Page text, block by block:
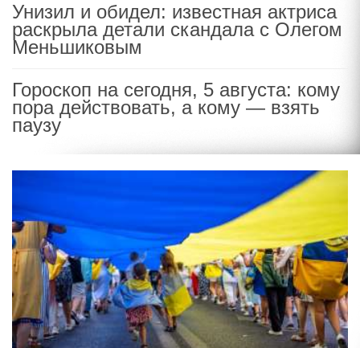
Унизил и обидел: известная актриса
раскрыла детали скандала с Олегом
Меньшиковым
Гороскоп на сегодня, 5 августа: кому
пора действовать, а кому — взять
паузу